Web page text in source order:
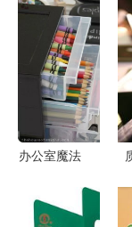
办公室魔法
用品，把家